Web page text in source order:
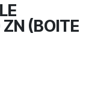
(BOITE